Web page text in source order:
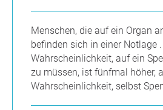
Menschen, die auf ein Organ
befinden sich in einer Notlage .
Wahrscheinlichkeit, auf ein
zu müssen, ist fünfmal höher,
Wahrscheinlichkeit, selbst